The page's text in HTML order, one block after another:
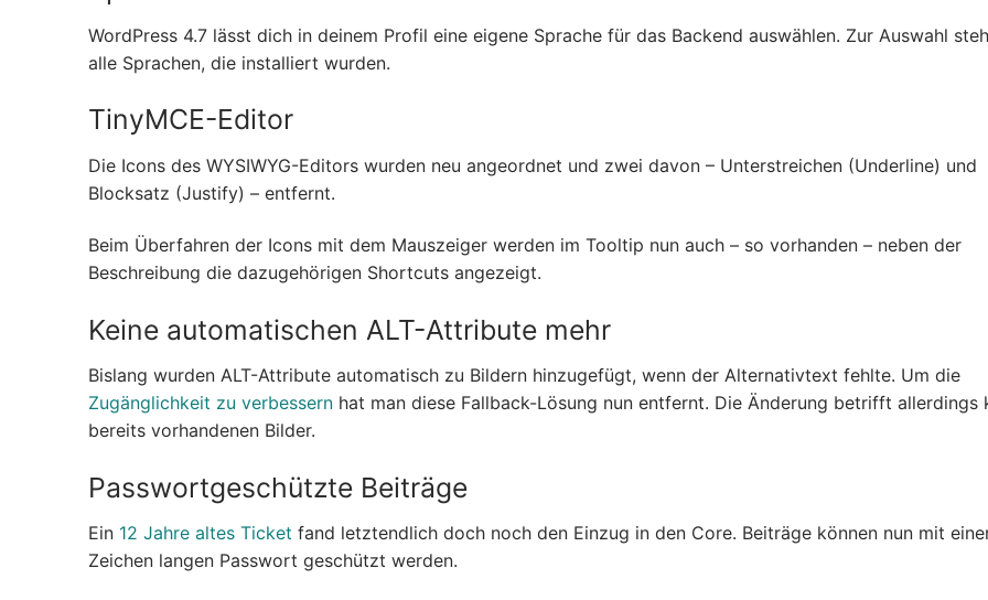
WordPress 4.7 lässt dich in deinem Profil eine eigene Sprache für das Backend auswählen. Zur Auswahl
alle Sprachen, die installiert wurden.
TinyMCE-Editor
Die Icons des WYSIWYG-Editors wurden neu angeordnet und zwei davon – Unterstreichen (Underline) und
Blocksatz (Justify) – entfernt.
Beim Überfahren der Icons mit dem Mauszeiger werden im Tooltip nun auch – so vorhanden – neben der
Beschreibung die dazugehörigen Shortcuts angezeigt.
Keine automatischen ALT-Attribute mehr
Bislang wurden ALT-Attribute automatisch zu Bildern hinzugefügt, wenn der Alternativtext fehlte. Um die
Zugänglichkeit zu verbessern hat man diese Fallback-Lösung nun entfernt. Die Änderung betrifft allerdings
bereits vorhandenen Bilder.
Passwortgeschützte Beiträge
Ein 12 Jahre altes Ticket fand letztendlich doch noch den Einzug in den Core. Beiträge können nun mit
Zeichen langen Passwort geschützt werden.